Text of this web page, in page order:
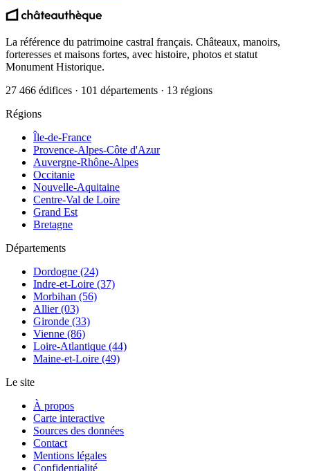
La référence du patrimoine castral français. Châteaux, manoirs,
forteresses et maisons fortes, avec histoire, photos et statut
Monument Historique.
27 466 édifices · 101 départements · 13 régions
Régions
Île-de-France
Provence-Alpes-Côte d'Azur
Auvergne-Rhône-Alpes
Occitanie
Nouvelle-Aquitaine
Centre-Val de Loire
Grand Est
Bretagne
Départements
Dordogne (24)
Indre-et-Loire (37)
Morbihan (56)
Allier (03)
Gironde (33)
Vienne (86)
Loire-Atlantique (44)
Maine-et-Loire (49)
Le site
À propos
Carte interactive
Sources des données
Contact
Mentions légales
Confidentialité